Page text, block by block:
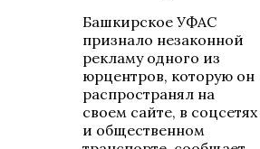
Башкирское УФАС
признало незаконной
рекламу одного из
юрцентров, которую он
распространял на
своем сайте, в соцсетях
и общественном